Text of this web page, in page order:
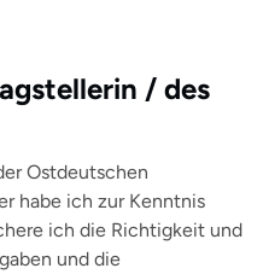
/ des
Ostdeutschen
habe ich zur Kenntnis
ich die Richtigkeit und
und die